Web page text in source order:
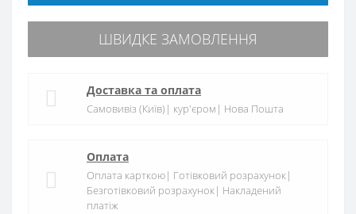
ШВИДКЕ ЗАМОВЛЕННЯ
Доставка та оплата
Самовивіз (Київ)| кур'єром| Нова Пошта
Оплата
Оплата карткою| Готівковий розрахунок|
Безготівковий розрахунок| Накладений
платіж